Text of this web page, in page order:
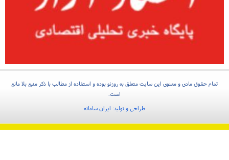
تمام حقوق مادی و معنوی این سایت متعلق به روزنو بوده و استفاده از مطالب با ذکر منبع بلا مانع
است.
طراحی و تولید: ایران سامانه